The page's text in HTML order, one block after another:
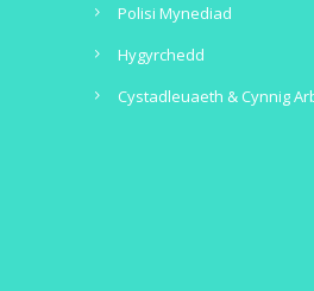
Polisi Mynediad
Hygyrchedd
Cystadleuaeth & Cynnig